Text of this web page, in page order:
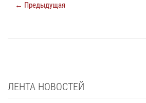
← Предыдущая
ЛЕНТА НОВОСТЕЙ